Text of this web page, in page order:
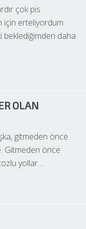
çok pis
için erteliyordum.
beklediğimden daha
OLAN
gitmeden önce
Gitmeden önce
yollar…